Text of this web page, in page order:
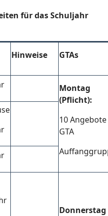
für das Schuljahr
Hinweise GTAs
Montag
(Pflicht):
10 Angebote
GTA
Donnerstag